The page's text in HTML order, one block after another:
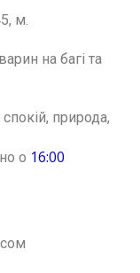
м.
на багі та
природа,
о 16:00